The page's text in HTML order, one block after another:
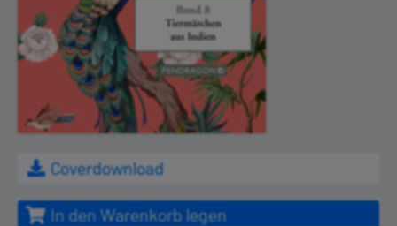
Coverdownload
In den Warenkorb legen